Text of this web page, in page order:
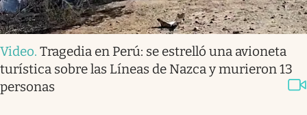
Video. Tragedia en Perú: se estrelló una avioneta
turística sobre las Líneas de Nazca y murieron 13
personas